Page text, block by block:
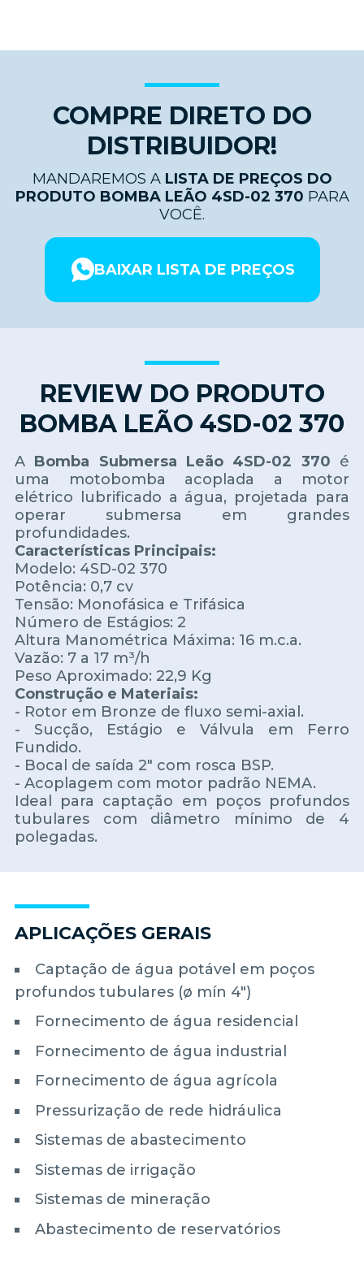
COMPRE DIRETO DO
DISTRIBUIDOR!
MANDAREMOS A LISTA DE PREÇOS DO
PRODUTO BOMBA LEÃO 4SD-02 370 PARA
VOCÊ.
BAIXAR LISTA DE PREÇOS
REVIEW DO PRODUTO
BOMBA LEÃO 4SD-02 370
A Bomba Submersa Leão 4SD-02 370 é
uma motobomba acoplada a motor
elétrico lubrificado a água, projetada para
operar submersa em grandes
profundidades.
Características Principais:
Modelo: 4SD-02 370
Potência: 0,7 cv
Tensão: Monofásica e Trifásica
Número de Estágios: 2
Altura Manométrica Máxima: 16 m.c.a.
Vazão: 7 a 17 m³/h
Peso Aproximado: 22,9 Kg
Construção e Materiais:
- Rotor em Bronze de fluxo semi-axial.
- Sucção, Estágio e Válvula em Ferro
Fundido.
- Bocal de saída 2" com rosca BSP.
- Acoplagem com motor padrão NEMA.
Ideal para captação em poços profundos
tubulares com diâmetro mínimo de 4
polegadas.
APLICAÇÕES GERAIS
Captação de água potável em poços
profundos tubulares (ø mín 4")
Fornecimento de água residencial
Fornecimento de água industrial
Fornecimento de água agrícola
Pressurização de rede hidráulica
Sistemas de abastecimento
Sistemas de irrigação
Sistemas de mineração
Abastecimento de reservatórios